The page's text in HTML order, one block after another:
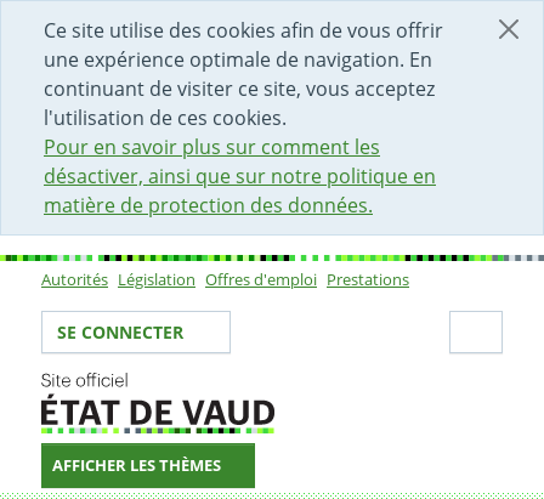
Ce site utilise des cookies afin de vous offrir
une expérience optimale de navigation. En
continuant de visiter ce site, vous acceptez
l'utilisation de ces cookies.
Pour en savoir plus sur comment les
désactiver, ainsi que sur notre politique en
matière de protection des données.
DÉBUT DU CONTENU DE LA PAGE
ACCÈS AU CHAMP DE RECHERCHE
PAGE D'ACCUEIL
FORMULAIRE DE CONTACT
Sous-navigation
Autorités Législation Offres d'emploi Prestations
Votre identité
SE CONNECTER
AFFICHER LES THÈMES